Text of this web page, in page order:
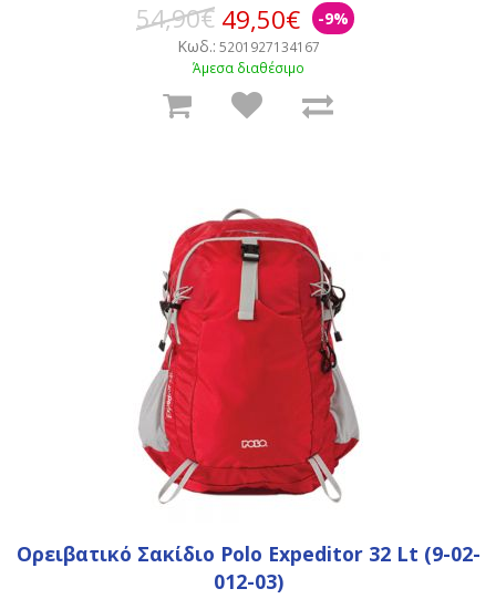
54,90€ 49,50€
-9%
Κωδ.: 5201927134167
Άμεσα διαθέσιμο
Ορειβατικό Σακίδιο Polo Expeditor 32 Lt (9-02-
012-03)